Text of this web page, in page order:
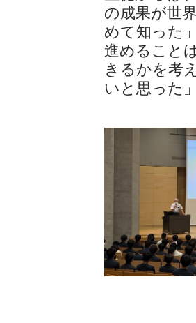
の成果が世
めて知った
進めること
きるかを考
いと思った